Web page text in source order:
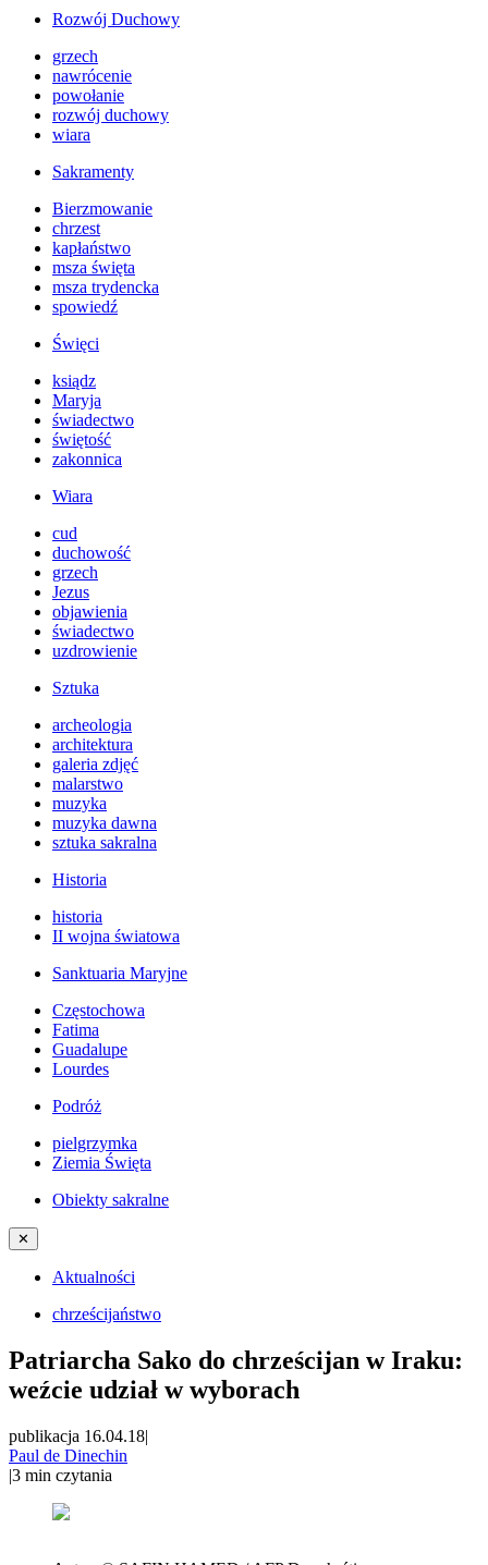
Rozwój Duchowy
grzech
nawrócenie
powołanie
rozwój duchowy
wiara
Sakramenty
Bierzmowanie
chrzest
kapłaństwo
msza święta
msza trydencka
spowiedź
Święci
ksiądz
Maryja
świadectwo
świętość
zakonnica
Wiara
cud
duchowość
grzech
Jezus
objawienia
świadectwo
uzdrowienie
Sztuka
archeologia
architektura
galeria zdjęć
malarstwo
muzyka
muzyka dawna
sztuka sakralna
Historia
historia
II wojna światowa
Sanktuaria Maryjne
Częstochowa
Fatima
Guadalupe
Lourdes
Podróż
pielgrzymka
Ziemia Święta
Obiekty sakralne
✕
Aktualności
chrześcijaństwo
Patriarcha Sako do chrześcijan w Iraku:
weźcie udział w wyborach
publikacja 16.04.18|
Paul de Dinechin
|3 min czytania